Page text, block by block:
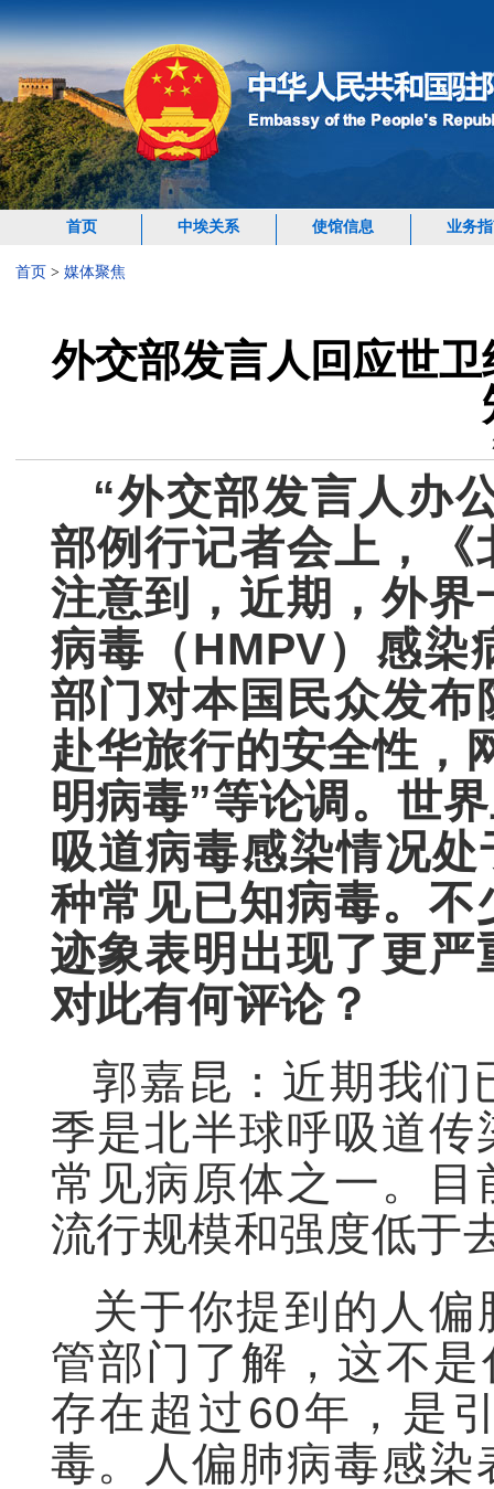
首页 中埃关系 使馆信息 业务
首页 > 媒体聚焦
外交部发言人回应世
“外交部发言人办
部例行记者会上，
注意到，近期，外
病毒（HMPV）感染
部门对本国民众发
赴华旅行的安全性，
明病毒”等论调。世
吸道病毒感染情况
种常见已知病毒。
迹象表明出现了更
对此有何评论？
郭嘉昆：近期我们
季是北半球呼吸道
常见病原体之一。
流行规模和强度低于
关于你提到的人
管部门了解，这不是
存在超过60年，是
毒。人偏肺病毒感